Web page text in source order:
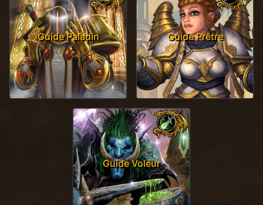
Guide Paladin Guide Prêtre
Guide Voleur